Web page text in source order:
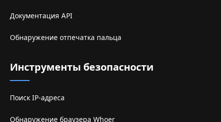
Документация API
Обнаружение отпечатка пальца
Инструменты безопасности
Поиск IP-адреса
Обнаружение браузера Whoer